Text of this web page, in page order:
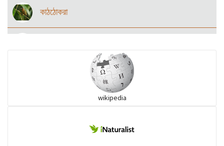
কাঠঠোকরা
কাস্তেচরা - চামচঠুটি
wikipedia